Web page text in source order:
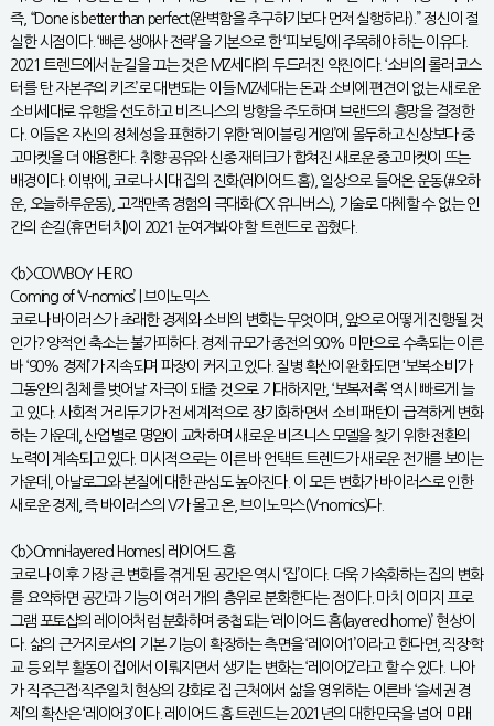
즉, “Done is better than perfect(완벽함을 추구하기보다 먼저 실행하라).” 정신이 절
실한 시점이다. ‘빠른 생애사 전략’을 기본으로 한 ‘피보팅’에 주목해야 하는 이유다.
2021 트렌드에서 눈길을 끄는 것은 MZ세대의 두드러진 약진이다. ‘소비의 롤러코스
터를 탄 자본주의 키즈’로 대변되는 이들 MZ세대는 돈과 소비에 편견이 없는 새로운
소비세대로 유행을 선도하고 비즈니스의 방향을 주도하며 브랜드의 흥망을 결정한
다. 이들은 자신의 정체성을 표현하기 위한 ‘레이블링 게임’에 몰두하고 신상보다 중
고마켓을 더 애용한다. 취향 공유와 신종 재테크가 합쳐진 새로운 중고마켓이 뜨는
배경이다. 이밖에, 코로나 시대 집의 진화(레이어드 홈), 일상으로 들어온 운동(#오하
운, 오늘하루운동), 고객만족 경험의 극대화(CX 유니버스), 기술로 대체할 수 없는 인
간의 손길(휴먼 터치)이 2021 눈여겨봐야 할 트렌드로 꼽혔다.
<b>COWBOY HERO
Coming of ‘V-nomics’ | 브이노믹스
코로나 바이러스가 초래한 경제와 소비의 변화는 무엇이며, 앞으로 어떻게 진행될 것
인가? 양적인 축소는 불가피하다. 경제 규모가 종전의 90% 미만으로 수축되는 이른
바 ‘90% 경제’가 지속되며 파장이 커지고 있다. 질병 확산이 완화되면 '보복소비'가
그동안의 침체를 벗어날 자극이 돼줄 것으로 기대하지만, ‘보복저축’ 역시 빠르게 늘
고 있다. 사회적 거리두기가 전 세계적으로 장기화하면서 소비 패턴이 급격하게 변화
하는 가운데, 산업별로 명암이 교차하며 새로운 비즈니스 모델을 찾기 위한 전환의
노력이 계속되고 있다. 미시적으로는 이른 바 언택트 트렌드가 새로운 전개를 보이는
가운데, 아날로그와 본질에 대한 관심도 높아진다. 이 모든 변화가 바이러스로 인한
새로운 경제, 즉 바이러스의 V가 몰고 온, 브이노믹스(V-nomics)다.
<b>Omni-layered Homes | 레이어드 홈
코로나 이후 가장 큰 변화를 겪게 된 공간은 역시 ‘집’이다. 더욱 가속화하는 집의 변화
를 요약하면 공간과 기능이 여러 개의 층위로 분화한다는 점이다. 마치 이미지 프로
그램 포토샵의 레이어처럼 분화하며 중첩되는 ‘레이어드 홈(layered home)’ 현상이
다. 삶의 근거지로서의 기본 기능이 확장하는 측면을 ‘레이어1’이라고 한다면, 직장·학
교 등 외부 활동이 집에서 이뤄지면서 생기는 변화는 ‘레이어2’라고 할 수 있다. 나아
가 직주근접·직주일치 현상의 강화로 집 근처에서 삶을 영위하는 이른바 ‘슬세권 경
제’의 확산은 ‘레이어3’이다. 레이어드 홈 트렌드는 2021년의 대한민국을 넘어 미래